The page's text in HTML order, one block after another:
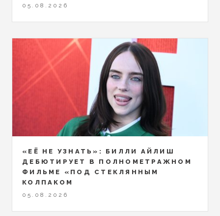
05.08.2026
«ЕЁ НЕ УЗНАТЬ»: БИЛЛИ АЙЛИШ
ДЕБЮТИРУЕТ В ПОЛНОМЕТРАЖНОМ
ФИЛЬМЕ «ПОД СТЕКЛЯННЫМ
КОЛПАКОМ
05.08.2026